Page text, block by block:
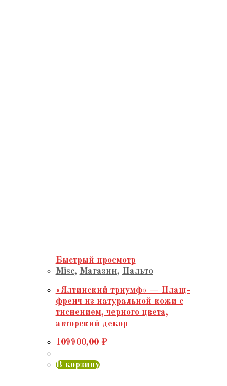
Быстрый просмотр
Misc, Магазин, Пальто
«Ялтинский триумф» — Плащ-
френч из натуральной кожи с
тиснением, черного цвета,
авторский декор
109900,00 ₽
В корзину